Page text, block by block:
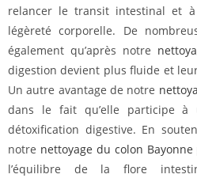
relancer le transit intestinal et
légèreté corporelle. De
également qu’après notre
digestion devient plus fluide et
Un autre avantage de notre
dans le fait qu’elle participe à
détoxification digestive. En
notre nettoyage du colon Bayonne
l’équilibre de la flore